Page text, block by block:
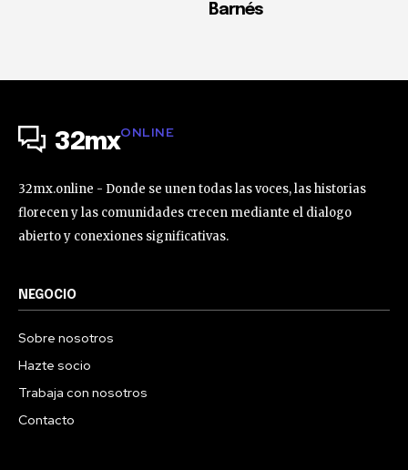
Barnés
32mxONLINE
32mx.online - Donde se unen todas las voces, las historias
florecen y las comunidades crecen mediante el dialogo
abierto y conexiones significativas.
NEGOCIO
Sobre nosotros
Hazte socio
Trabaja con nosotros
Contacto